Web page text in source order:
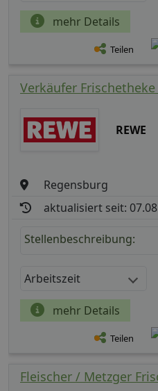
mehr Details
Teilen
Verkäufer
REWE
Regensburg
aktualisiert seit:
Stellenbeschreibung:
Arbeitszeit
mehr Details
Teilen
Fleischer / Metzger